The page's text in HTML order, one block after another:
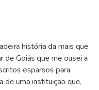
história da mais que
de Goiás que me ousei a
esparsos para
de uma instituição que,